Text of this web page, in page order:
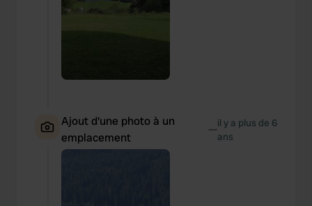
Ajout d'une photo à un
emplacement
—il y a plus de 6
ans